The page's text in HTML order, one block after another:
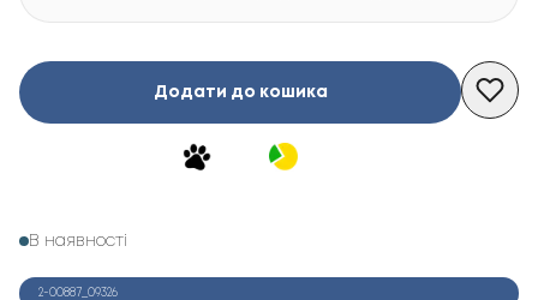
Додати до кошика
В наявності
2-00887_09326